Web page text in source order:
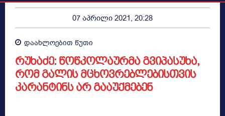
07 აპრილი 2021, 20:28
დაახლოებით წუთი
რუხაძე: წოწკოლაურმა გვიპასუხა,
რომ გალის მცხოვრებლებისთვის
კარანტინს არ გააუქმებენ